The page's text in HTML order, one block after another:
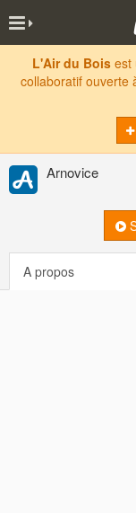
L'Air du Boisest
collaboratif ouverte
Arnovice
A propos